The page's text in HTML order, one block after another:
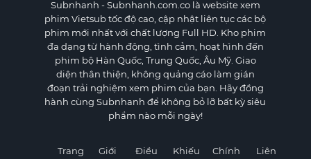
Subnhanh - Subnhanh.com.co là website xem
phim Vietsub tốc độ cao, cập nhật liên tục các bộ
phim mới nhất với chất lượng Full HD. Kho phim
đa dạng từ hành động, tình cảm, hoạt hình đến
phim bộ Hàn Quốc, Trung Quốc, Âu Mỹ. Giao
diện thân thiện, không quảng cáo làm gián
đoạn trải nghiệm xem phim của bạn. Hãy đồng
hành cùng Subnhanh để không bỏ lỡ bất kỳ siêu
phẩm nào mỗi ngày!
Trang
Giới
Điều
Khiếu
Chính
Liên